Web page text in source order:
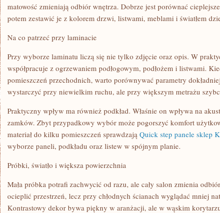
matowość zmieniają odbiór wnętrza. Dobrze jest porównać
potem zestawić je z kolorem drzwi, listwami, meblami i światłem
Na co patrzeć przy laminacie
Przy wyborze laminatu liczą się nie tylko zdjęcie oraz opis. W
współpracuje z ogrzewaniem podłogowym, podłożem i listwami.
pomieszczeń przechodnich, warto porównywać parametry
wystarczyć przy niewielkim ruchu, ale przy większym metrażu
Praktyczny wpływ ma również podkład. Właśnie on wpływa na
zamków. Zbyt przypadkowy wybór może pogorszyć komfort
materiał do kilku pomieszczeń sprawdzają Quick step panele sklep
wyborze paneli, podkładu oraz listew w spójnym planie.
Próbki, światło i większa powierzchnia
Mała próbka potrafi zachwycić od razu, ale cały salon zmienia
ocieplić przestrzeń, lecz przy chłodnych ścianach wyglądać mniej
Kontrastowy dekor bywa piękny w aranżacji, ale w wąskim